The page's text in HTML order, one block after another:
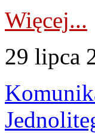
Więcej...
29 lipca